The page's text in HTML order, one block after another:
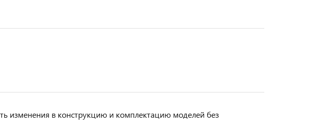
изменения в конструкцию и комплектацию моделей без